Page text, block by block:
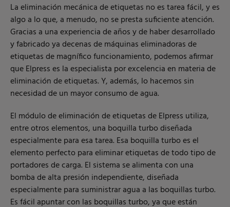
La eliminación mecánica de etiquetas no es tarea fácil, y es
algo a lo que, a menudo, no se presta suficiente atención.
Gracias a una experiencia de años y de haber desarrollado
y fabricado ya decenas de máquinas eliminadoras de
etiquetas de magnífico funcionamiento, podemos afirmar
que Elpress es la especialista por excelencia en materia de
eliminación de etiquetas. Y, además, lo hacemos sin
necesidad de un mayor consumo de agua.
El módulo de eliminación de etiquetas de Elpress utiliza,
entre otros elementos, una boquilla turbo diseñada
especialmente para esa tarea. Esa boquilla turbo es el
elemento perfecto para eliminar etiquetas de todo tipo de
portadores de carga. El sistema se alimenta con una
bomba de alta presión independiente, diseñada
especialmente para suministrar agua a las boquillas turbo.
Es fácil apuntar con las boquillas turbo, ya que están